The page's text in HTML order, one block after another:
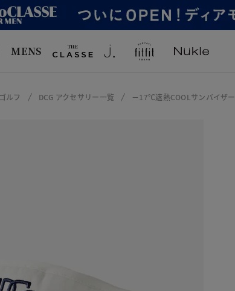
MENS
ルフ DCG アクセサリー一覧 －17℃遮熱COOLサンバイザー